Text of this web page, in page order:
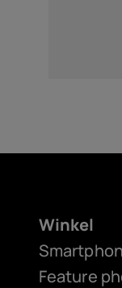
Winkel
Feature